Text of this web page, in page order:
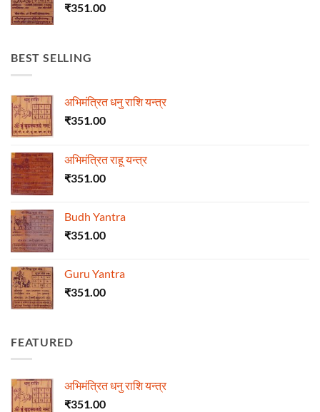
₹351.00
BEST SELLING
अभिमंत्रित धनु राशि यन्त्र
₹351.00
अभिमंत्रित राहू यन्त्र
₹351.00
Budh Yantra
₹351.00
Guru Yantra
₹351.00
FEATURED
अभिमंत्रित धनु राशि यन्त्र
₹351.00